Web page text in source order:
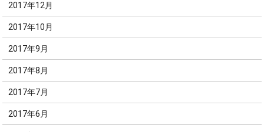
2017年12月
2017年10月
2017年9月
2017年8月
2017年7月
2017年6月